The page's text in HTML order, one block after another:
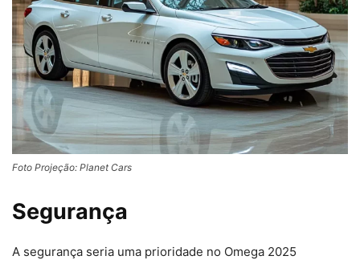
Foto Projeção: Planet Cars
Segurança
A segurança seria uma prioridade no Omega 2025